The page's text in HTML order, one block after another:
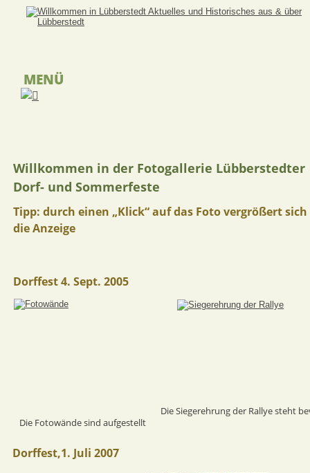
Willkommen in der Fotogallerie Lübberstedter
Dorf- und Sommerfeste
Tipp: durch einen „Klick“ auf das Foto vergrößert sich
die Anzeige
Dorffest 4. Sept. 2005
Die Fotowände sind aufgestellt
Dorffest,1. Juli 2007
Die Siegerehrung der Rallye steht
MENÜ